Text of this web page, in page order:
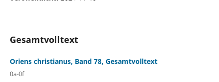
Gesamtvolltext
Oriens christianus, Band 78, Gesamtvolltext
0a-0f